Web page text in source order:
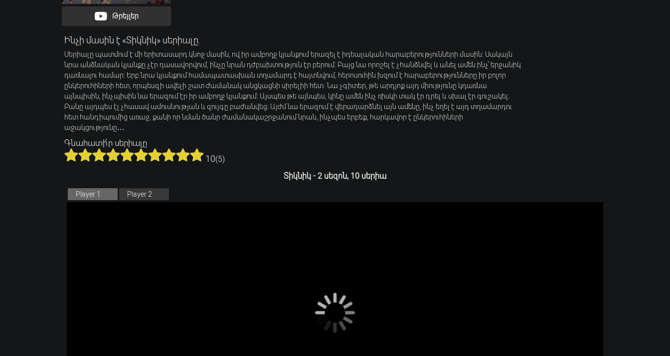
Թրեյլեր
Ինչի մասին է «Տիկնիկ» սերիալը.
Սերիալը պատմում է մի երիտասարդ կնոջ մասին, ով իր ամբողջ կյանքում երազել է իդեալական հարաբերությունների մասին: Սակայն
նրա անձնական կյանքը չէր դասավորվում, ինչը նրան դժբախտություն էր բերում։ Բայց նա որոշել է չհանձնվել և անել ամեն ինչ՝ երջանիկ
դառնալու համար։ Երբ նրա կյանքում համապատասխան տղամարդ է հայտնվում, հերոսուհին խզում է հարաբերությունները իր բոլոր
ընկերուհիների հետ, որպեսզի ավելի շատ ժամանակ անցկացնի սիրելիի հետ։ Նա չգիտեր, թե արդյոք այդ միությունը կդառնա
այնպիսին, ինչպիսին նա երազում էր իր ամբողջ կյանքում։ Այսպես թե այնպես, կինը ամեն ինչ ռիսկի տակ էր դրել և սխալ էր գուշակել։
Բանը այդպես էլ չհասավ ամուսնության և զույգը բաժանվեց։ Այժմ նա երազում է վերադարձնել այն ամենը, ինչ եղել է այդ տղամարդու
հետ հանդիպումից առաջ, քանի որ նման ծանր ժամանակաշրջանում նրան, ինչպես երբեք, հարկավոր է ընկերուհիների
աջակցությունը․․․
Գնահատի՛ր սերիալը
10(5)
Տիկնիկ - 2 սեզոն, 10 սերիա
Player 1 Player 2